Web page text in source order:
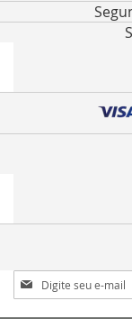
Inscreva-
se
na